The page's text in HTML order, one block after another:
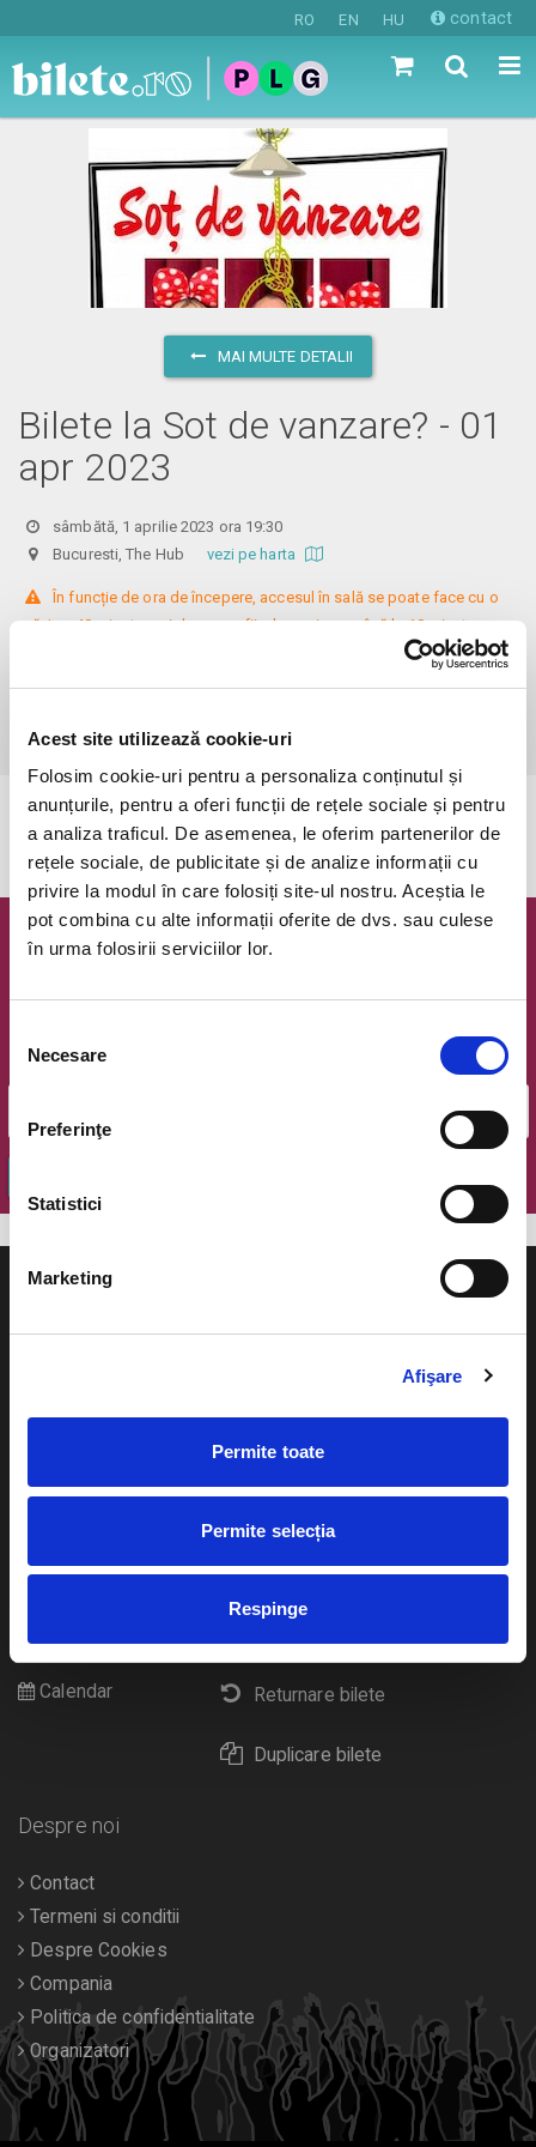
Acest site utilizează cookie-uri
Folosim cookie-uri pentru a personaliza conținutul și
anunțurile, pentru a oferi funcții de rețele sociale și pentru
a analiza traficul. De asemenea, le oferim partenerilor de
rețele sociale, de publicitate și de analize informații cu
privire la modul în care folosiți site-ul nostru. Aceștia le
pot combina cu alte informații oferite de dvs. sau culese
în urma folosirii serviciilor lor.
consimțământului
Necesare
Preferinţe
Statistici
Marketing
Afişare
Permite toate
Permite selecția
Respinge
RO EN HU contact
MAI MULTE DETALII
Bilete la Sot de vanzare? - 01
apr 2023
sâmbătă, 1 aprilie 2023 ora 19:30
Bucuresti, The Hub vezi pe harta
În funcție de ora de începere, accesul în sală se poate face cu o
oră / cu 40 minute mai devreme, fiind permis cu până la 10 minute
înainte de spectacol. Așezarea se realizează la mese de 2 (nr. limitat), 3
Informații suplimentare, la nr. de telefon 0773 825 249.
Evenimentul a expirat.
Newsletter @ Bilete.ro
Email
Cum comand bilete?
eBilet printat acasa
Returnare bilete
Duplicare bilete
Pentru copii
Diverse
Calendar
Despre noi
Contact
Termeni si conditii
Despre Cookies
Compania
Politica de confidentialitate
Organizatori